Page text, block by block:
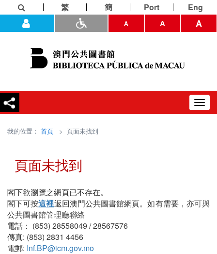
繁 簡 Port Eng
A A A
我的位置： 首頁 > 頁面未找到
頁面未找到
閣下欲瀏覽之網頁已不存在。
閣下可按這裡返回澳門公共圖書館網頁。如有需要，亦可與
公共圖書館管理廳聯絡
電話： (853) 28558049 / 28567576
傳真: (853) 2831 4456
電郵: Inf.BP@icm.gov.mo